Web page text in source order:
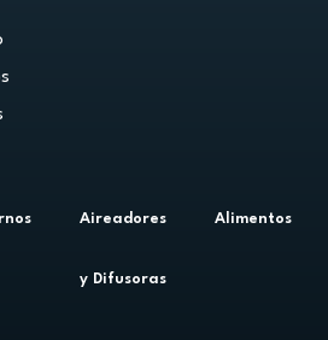
Aireadores
y Difusoras
Alimentos